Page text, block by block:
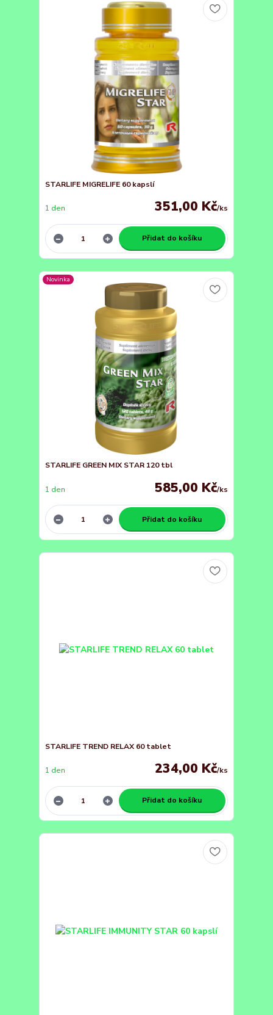
STARLIFE MIGRELIFE 60 kapslí
351,00 Kč/ks
1 den
Přidat do košíku
Novinka
STARLIFE GREEN MIX STAR 120 tbl
585,00 Kč/ks
1 den
Přidat do košíku
STARLIFE TREND RELAX 60 tablet
234,00 Kč/ks
1 den
Přidat do košíku